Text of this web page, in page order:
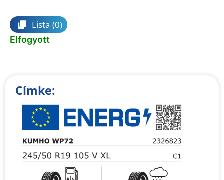
Lista (0)
Elfogyott
Címke: